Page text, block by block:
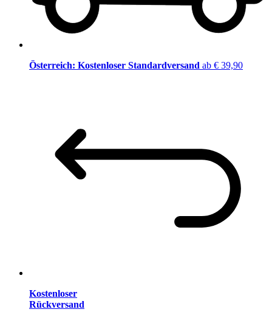
Österreich: Kostenloser Standardversand ab € 39,90
Kostenloser
Rückversand